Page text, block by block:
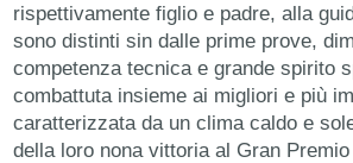
rispettivamente figlio e padre, alla
sono distinti sin dalle prime prove,
competenza tecnica e grande spirito
combattuta insieme ai migliori e più
caratterizzata da un clima caldo e
della loro nona vittoria al Gran